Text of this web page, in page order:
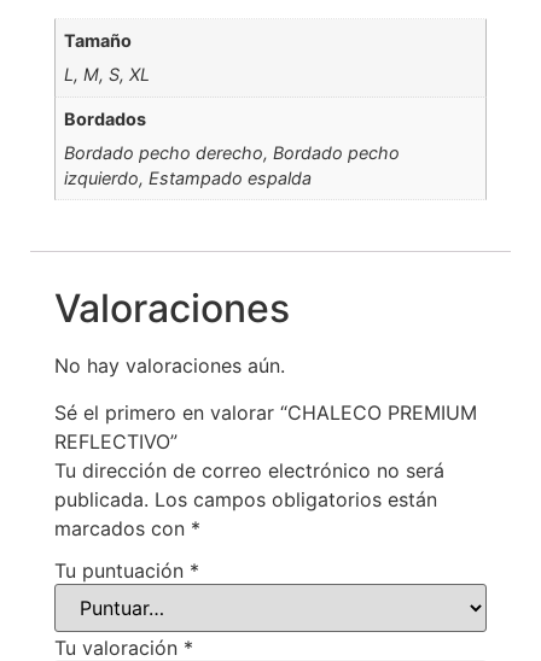
Tamaño
L, M, S, XL
Bordados
Bordado pecho derecho, Bordado pecho
izquierdo, Estampado espalda
Valoraciones
No hay valoraciones aún.
Sé el primero en valorar “CHALECO PREMIUM
REFLECTIVO”
Tu dirección de correo electrónico no será
publicada. Los campos obligatorios están
marcados con *
Tu puntuación *
Tu valoración *